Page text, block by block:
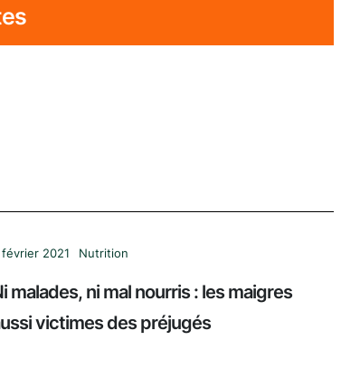
2021 Nutrition
malades, ni mal nourris : les maigres
victimes des préjugés